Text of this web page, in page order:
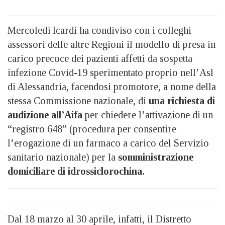
Mercoledì Icardi ha condiviso con i colleghi
assessori delle altre Regioni il modello di presa in
carico precoce dei pazienti affetti da sospetta
infezione Covid-19 sperimentato proprio nell’Asl
di Alessandria, facendosi promotore, a nome della
stessa Commissione nazionale, di una richiesta di
audizione all’Aifa per chiedere l’attivazione di un
“registro 648” (procedura per consentire
l’erogazione di un farmaco a carico del Servizio
sanitario nazionale) per la somministrazione
domiciliare di idrossiclorochina.
Dal 18 marzo al 30 aprile, infatti, il Distretto